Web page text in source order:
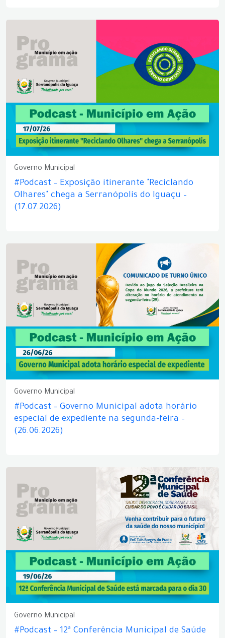
Governo Municipal
#Podcast – Exposição itinerante "Reciclando
Olhares" chega a Serranópolis do Iguaçu –
(17.07.2026)
Governo Municipal
#Podcast – Governo Municipal adota horário
especial de expediente na segunda-feira –
(26.06.2026)
Governo Municipal
#Podcast – 12ª Conferência Municipal de Saúde